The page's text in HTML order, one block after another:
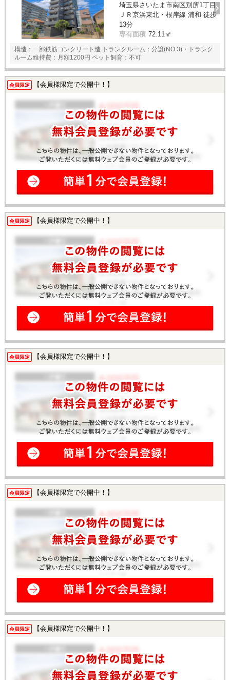
埼玉県さいたま市南区別所1丁目
ＪＲ京浜東北・根岸線 浦和 徒歩
13分
専有面積 72.11㎡
構造：一部鉄筋コンクリート造 トランクルーム：分譲(NO.3)・トランク
ルーム維持費：月額1200円 ペット飼育：不可
会員限定 【会員様限定で公開中！】
会員限定 【会員様限定で公開中！】
会員限定 【会員様限定で公開中！】
会員限定 【会員様限定で公開中！】
会員限定 【会員様限定で公開中！】